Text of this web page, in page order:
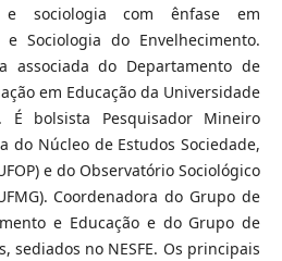
e sociologia com ênfase em
Sociologia do Envelhecimento.
associada do Departamento de
em Educação da Universidade
É bolsista Pesquisador Mineiro
do Núcleo de Estudos Sociedade,
e do Observatório Sociológico
Coordenadora do Grupo de
e Educação e do Grupo de
sediados no NESFE. Os principais